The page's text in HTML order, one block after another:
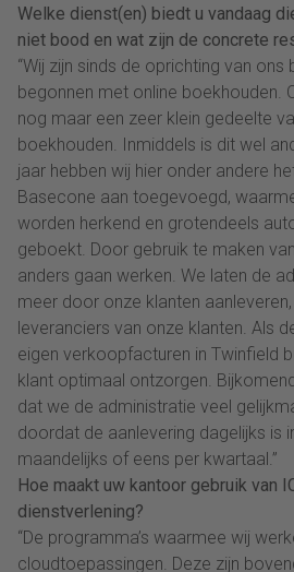
Welke dienst(en) biedt u vandaag
niet bood en wat zijn de concrete
“Wij zijn sinds de oprichting van ons
begonnen met online boekhouden.
nog maar een zeer klein gedeelte
boekhouden. Inmiddels is dit wel
jaar hebben wij hier onder andere
Basecone aan toegevoegd,
worden herkend en grotendeels
geboekt. Door gebruik te maken
anders gaan werken. We laten de
meer door onze klanten
leveranciers van onze klanten. Als
eigen verkoopfacturen in Twinfield
klant optimaal ontzorgen.
dat we de administratie veel
doordat de aanlevering dagelijks is
maandelijks of eens per kwartaal.”
Hoe maakt uw kantoor gebruik van
dienstverlening?
“De programma’s waarmee wij
cloudtoepassingen. Deze zijn